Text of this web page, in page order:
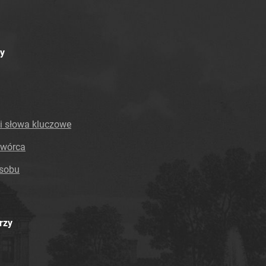
słowa kluczowe